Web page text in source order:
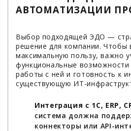
АВТОМАТИЗАЦИИ
Выбор подходящей ЭДО —
решение для компании. Чтобы
максимальную пользу, важно
функциональные
работы с ней и готовность к
существующую ИТ-
Интеграция с 1С, ERP,
система должна
коннекторы или API-